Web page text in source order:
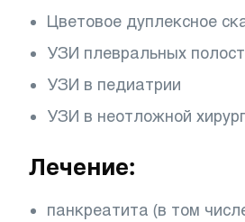
Цветовое дуплексное
УЗИ плевральных
УЗИ в педиатрии
УЗИ в неотложной
Лечение:
панкреатита (в том